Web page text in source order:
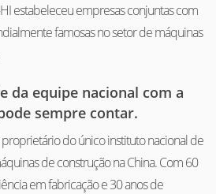
estabeleceu empresas conjuntas com
famosas no setor de máquinas
da equipe nacional com a
sempre contar.
do único instituto nacional de
de construção na China. Com 60
em fabricação e 30 anos de